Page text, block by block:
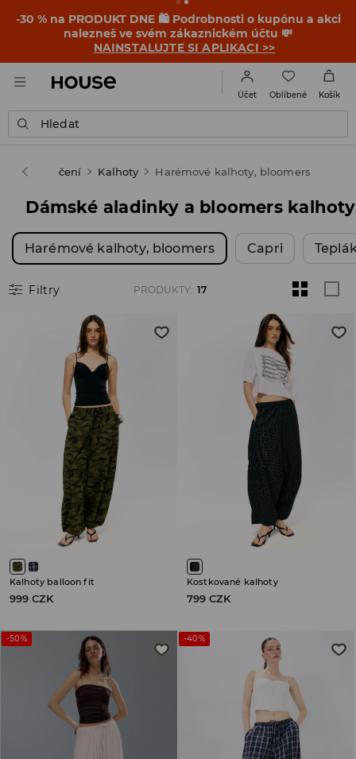
-30 % na PRODUKT DNE 🛍️ Podrobnosti o kupónu a akci
nalezneš ve svém zákaznickém účtu 💸
NAINSTALUJTE SI APLIKACI >>
Účet Oblíbené Košík
Hledat
Oblečení Kalhoty Harémové kalhoty, bloomers
Dámské aladinky a bloomers kalhoty
Harémové kalhoty, bloomers Capri
Filtry PRODUKTY: 17
Kalhoty balloon fit
999 CZK
Kostkované kalhoty
799 CZK
-50% -40%